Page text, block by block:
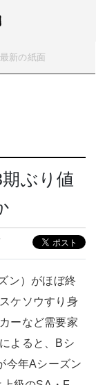
最新の紙面
ぶり値
ン）がほぼ終
ケソウすり身
ーなど需要家
よると、Bシ
今年Aシーズン